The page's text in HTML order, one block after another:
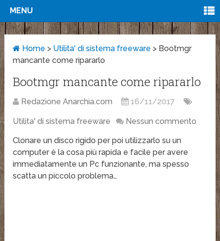
MENU
Home > Utilita' di sistema freeware > Bootmgr
mancante come ripararlo
Bootmgr mancante come ripararlo
Redazione Anarchia.com 16/11/2017
Utilita' di sistema freeware Nessun commento
Clonare un disco rigido per poi utilizzarlo su un
computer è la cosa più rapida e facile per avere
immediatamente un Pc funzionante, ma spesso
scatta un piccolo problema…